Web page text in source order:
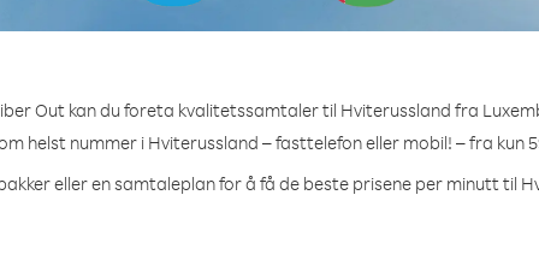
Out kan du foreta kvalitetssamtaler til Hviterussland fra
helst nummer i Hviterussland – fasttelefon eller mobil! – fra kun
eller en samtaleplan for å få de beste prisene per minutt til